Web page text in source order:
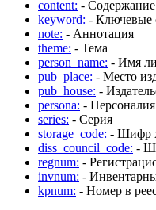
content: - Содержание
keyword: - Ключевые
note: - Аннотация
theme: - Тема
person_name: - Имя
pub_place: - Место
pub_house: -
persona: - Персоналия
series: - Серия
storage_code: - Шифр
diss_council_code: -
regnum: -
invnum: -
kpnum: - Номер в